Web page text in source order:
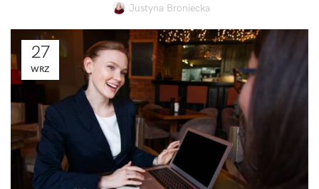
Justyna Broniecka
27
WRZ